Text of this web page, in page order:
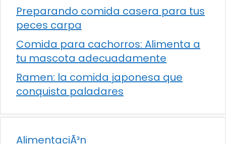
Preparando comida casera para tus
peces carpa
Comida para cachorros: Alimenta a
tu mascota adecuadamente
Ramen: la comida japonesa que
conquista paladares
AlimentaciÃ³n